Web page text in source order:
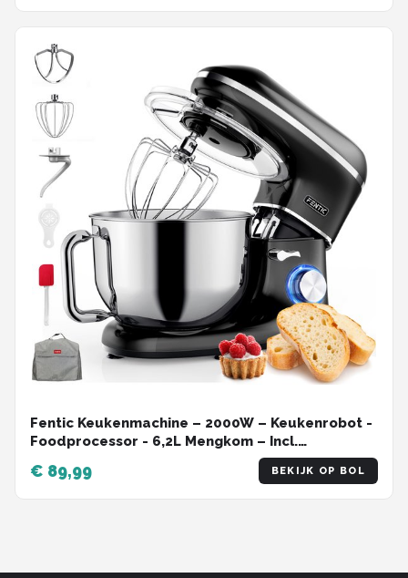
Fentic Keukenmachine – 2000W – Keukenrobot -
Foodprocessor - 6,2L Mengkom – Incl.
Beschermhoes en extra Accessoires – Zwart
€ 89,99 BEKIJK OP BOL